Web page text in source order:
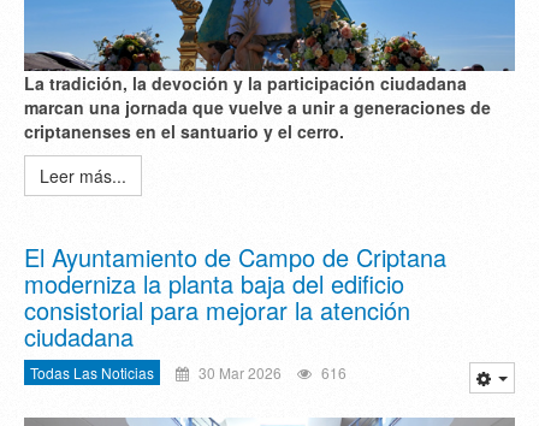
La tradición, la devoción y la participación ciudadana
marcan una jornada que vuelve a unir a generaciones de
criptanenses en el santuario y el cerro.
Leer más...
El Ayuntamiento de Campo de Criptana
moderniza la planta baja del edificio
consistorial para mejorar la atención
ciudadana
Todas Las Noticias 30 Mar 2026 616